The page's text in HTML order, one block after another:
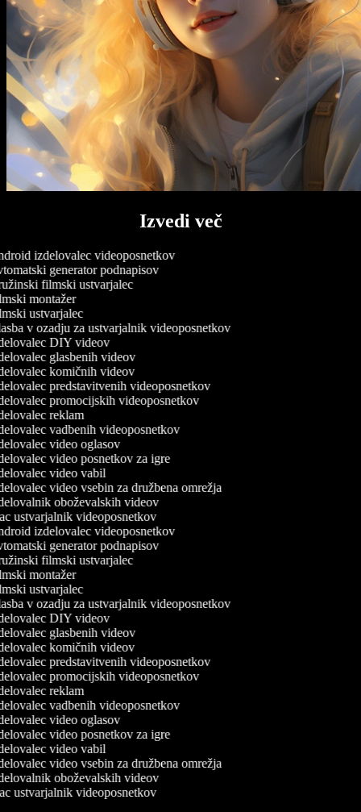
Izvedi več
izdelovalec videoposnetkov
generator podnapisov
filmski ustvarjalec
montažer
ustvarjalec
v ozadju za ustvarjalnik videoposnetkov
DIY videov
glasbenih videov
komičnih videov
predstavitvenih videoposnetkov
promocijskih videoposnetkov
reklam
vadbenih videoposnetkov
video oglasov
video posnetkov za igre
video vabil
video vsebin za družbena omrežja
oboževalskih videov
ustvarjalnik videoposnetkov
izdelovalec videoposnetkov
generator podnapisov
filmski ustvarjalec
montažer
ustvarjalec
v ozadju za ustvarjalnik videoposnetkov
DIY videov
glasbenih videov
komičnih videov
predstavitvenih videoposnetkov
promocijskih videoposnetkov
reklam
vadbenih videoposnetkov
video oglasov
video posnetkov za igre
video vabil
video vsebin za družbena omrežja
oboževalskih videov
ustvarjalnik videoposnetkov